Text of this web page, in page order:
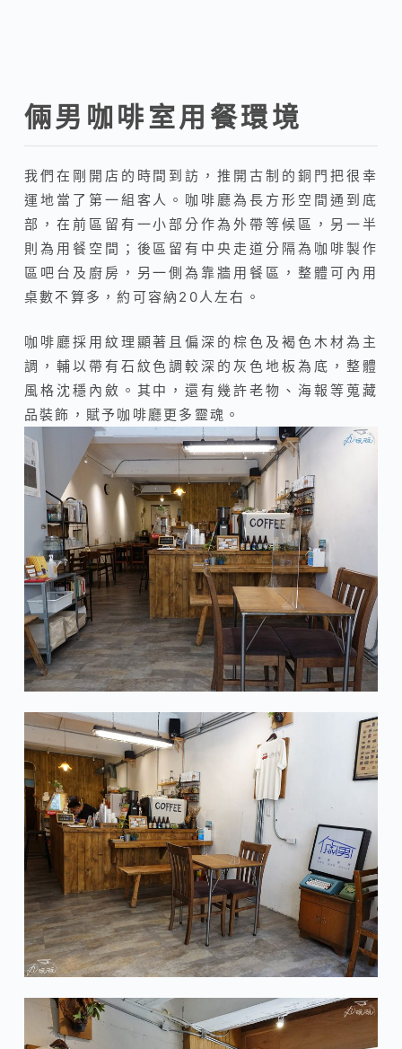
倆男咖啡室用餐環境
我們在剛開店的時間到訪，推開古制的銅門把很幸
運地當了第一組客人。咖啡廳為長方形空間通到底
部，在前區留有一小部分作為外帶等候區，另一半
則為用餐空間；後區留有中央走道分隔為咖啡製作
區吧台及廚房，另一側為靠牆用餐區，整體可內用
桌數不算多，約可容納20人左右。
咖啡廳採用紋理顯著且偏深的棕色及褐色木材為主
調，輔以帶有石紋色調較深的灰色地板為底，整體
風格沈穩內斂。其中，還有幾許老物、海報等蒐藏
品裝飾，賦予咖啡廳更多靈魂。